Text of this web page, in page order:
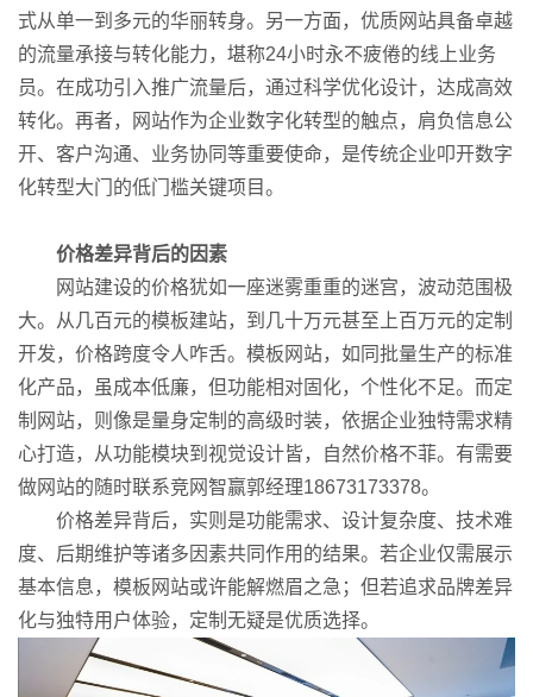
式从单一到多元的华丽转身。另一方面，优质网站具备卓越
的流量承接与转化能力，堪称24小时永不疲倦的线上业务
员。在成功引入推广流量后，通过科学优化设计，达成高效
转化。再者，网站作为企业数字化转型的触点，肩负信息公
开、客户沟通、业务协同等重要使命，是传统企业叩开数字
化转型大门的低门槛关键项目。
价格差异背后的因素
网站建设的价格犹如一座迷雾重重的迷宫，波动范围极
大。从几百元的模板建站，到几十万元甚至上百万元的定制
开发，价格跨度令人咋舌。模板网站，如同批量生产的标准
化产品，虽成本低廉，但功能相对固化，个性化不足。而定
制网站，则像是量身定制的高级时装，依据企业独特需求精
心打造，从功能模块到视觉设计皆，自然价格不菲。有需要
做网站的随时联系竞网智赢郭经理18673173378。
价格差异背后，实则是功能需求、设计复杂度、技术难
度、后期维护等诸多因素共同作用的结果。若企业仅需展示
基本信息，模板网站或许能解燃眉之急；但若追求品牌差异
化与独特用户体验，定制无疑是优质选择。